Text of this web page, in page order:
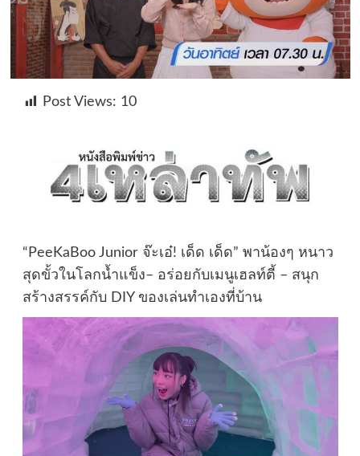
Post Views: 10
“PeeKaBoo Junior จ๊ะเอ๋! เด็ด เด็ด” พาน้องๆ หนาว
สุดขั้วในโลกน้ำแข็ง– อร่อยกับเมนูเฮลท์ตี้ – สนุก
สร้างสรรค์กับ DIY ของเล่นทำเองที่บ้าน